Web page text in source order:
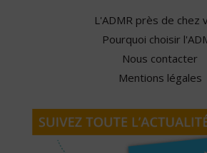
L'ADMR près de chez
Pourquoi choisir
Nous contacter
Mentions légales